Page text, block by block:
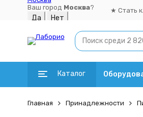
Ваш город Москва? ★ Стать
Каталог
Главная Принадлежности